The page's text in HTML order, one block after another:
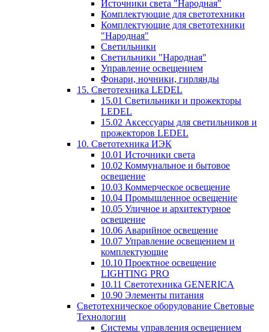
Источники света "Народная"
Комплектующие для светотехники
Комплектующие для светотехники
"Народная"
Светильники
Светильники "Народная"
Управление освещением
Фонари, ночники, гирлянды
15. Светотехника LEDEL
15.01 Светильники и прожекторы
LEDEL
15.02 Аксессуары для светильников и
прожекторов LEDEL
10. Светотехника ИЭК
10.01 Источники света
10.02 Коммунальное и бытовое
освещение
10.03 Коммерческое освещение
10.04 Промышленное освещение
10.05 Уличное и архитектурное
освещение
10.06 Аварийное освещение
10.07 Управление освещением и
комплектующие
10.10 Проектное освещение
LIGHTING PRO
10.11 Светотехника GENERICA
10.90 Элементы питания
Светотехническое оборудование Световые
Технологии
Системы управления освещением